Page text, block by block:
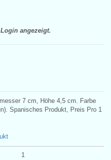
angezeigt.
7 cm, Höhe 4,5 cm. Farbe
Spanisches Produkt, Preis Pro 1
1